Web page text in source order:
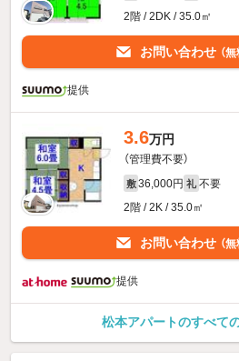
2階 / 2DK / 35.0㎡
お問い合わせ （無
提供
3.6万円
（管理費不要）
敷 36,000円 礼 不要
2階 / 2K / 35.0㎡
お問い合わせ （無
提供
松本アパートのすべて